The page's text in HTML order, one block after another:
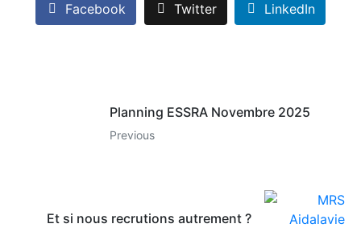
Facebook Twitter LinkedIn
Planning ESSRA Novembre 2025
Previous
Et si nous recrutions autrement ?